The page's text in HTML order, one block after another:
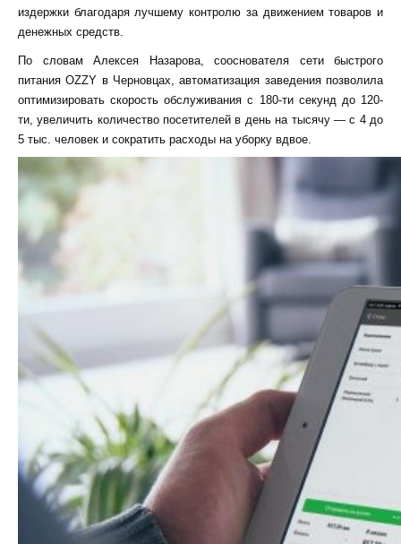
издержки благодаря лучшему контролю за движением товаров и
денежных средств.
По словам Алексея Назарова, сооснователя сети быстрого
питания OZZY в Черновцах,автоматизация заведения позволила
оптимизировать скорость обслуживания с 180-ти секунд до 120-
ти, увеличить количество посетителей в день на тысячу — с 4 до
5 тыс. человек и сократить расходы на уборку вдвое.